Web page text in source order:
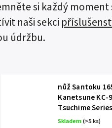
si každý
naši sekci
údržbu.
nůž Santoku
Kanetsune KC-
Tsuchime Series
Skladem(>5 ks)